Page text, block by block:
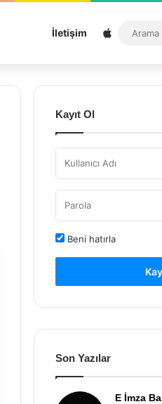
İletişim Sitemap
Kayıt Ol
Beni hatırla
Son Yazılar
E İmza